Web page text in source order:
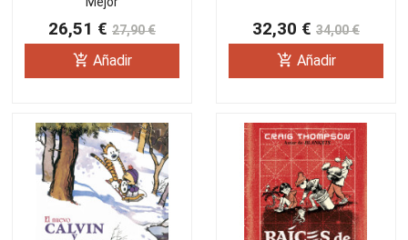
26,51 € 27,90 €
add_shopping_cart Añadir
32,30 € 34,00 €
add_shopping_cart Añadir